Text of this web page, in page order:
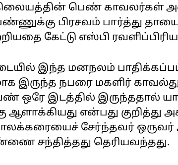
பெண் காவலர்கள்
பிரசவம் பார்த்து
கேட்டு எஸ்பி
இந்த மனநலம்
இருந்த நபரை மகளிர்
ஒரே இடத்தில் இருந்ததால்
ஆளாக்கியது என்பது குறித்து
சேர்ந்தவர் ஒருவர்
சந்தித்தது தெரியவந்தது.